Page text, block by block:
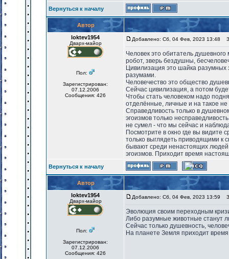
Вернуться к началу
Автор
loktev1954
Дварх-майор
Пол:
Зарегистрирован:
07.12.2006
Сообщения: 426
Добавлено: Сб, 04 Фев, 2023 13:48
Человек это обитатель
робот, зверь бездушны,
Цивилизация это шайка
разумами.
Человечество это общество
Сейчас цивилизация, а потом
Чтобы стать человеком надо
отделённые, личные и на такое
Справедливость только в
эгоизмов только
не сумел - что мы сейчас и
Посмотрите в окно где вы видите
только выглядеть приводящими к
бывают среди ненастоящих
эгоизмов. Приходит время
Вернуться к началу
Автор
loktev1954
Дварх-майор
Пол:
Зарегистрирован:
07.12.2006
Сообщения: 426
Добавлено: Сб, 04 Фев, 2023 13:59
Эволюция своим переходным
Либо разумные животные станут
Сейчас только душевность,
На планете Земля приходит